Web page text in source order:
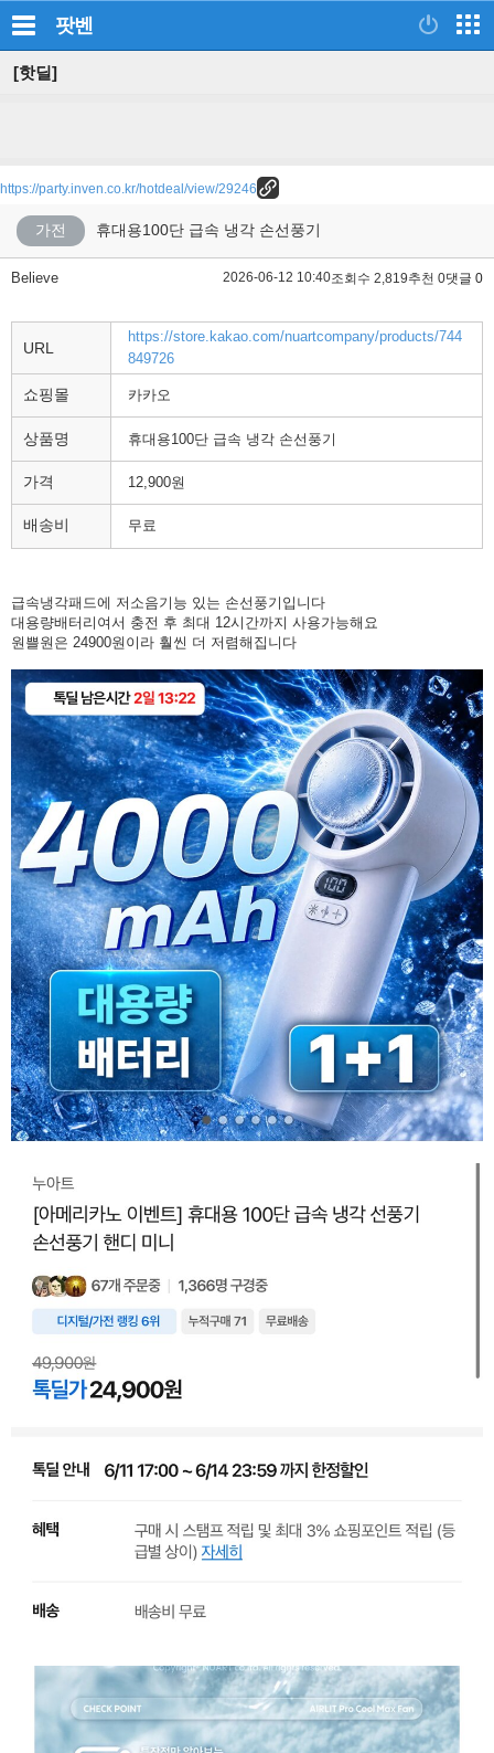
팟벤
[핫딜]
https://party.inven.co.kr/hotdeal/view/29246
가전 휴대용100단 급속 냉각 손선풍기
Believe 2026-06-12 10:40조회수 2,819추천 0댓글 0
URL
https://store.kakao.com/nuartcompany/products/744
849726
쇼핑몰 카카오
상품명 휴대용100단 급속 냉각 손선풍기
가격 12,900원
배송비 무료
급속냉각패드에 저소음기능 있는 손선풍기입니다
대용량배터리여서 충전 후 최대 12시간까지 사용가능해요
원쁠원은 24900원이라 훨씬 더 저렴해집니다